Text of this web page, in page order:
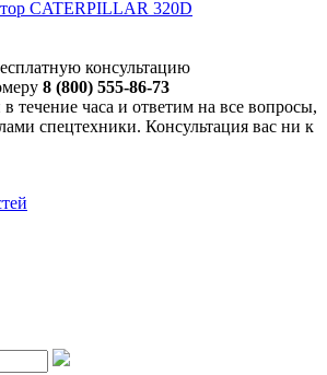
CATERPILLAR 320D
консультацию
8 (800) 555-86-73
течение часа и ответим на все вопросы,
спецтехники. Консультация вас ни к